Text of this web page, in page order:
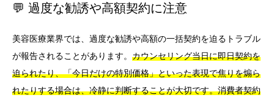
💬 過度な勧誘や高額契約に注意
美容医療業界では、過度な勧誘や高額の一括契約を迫るトラブル
が報告されることがあります。 カウンセリング当日に即日契約を
迫られたり、「今日だけの特別価格」といった表現で焦りを煽ら
れたりする場合は、冷静に判断することが大切です。消費者契約